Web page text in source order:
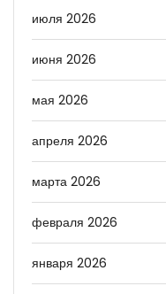
июля 2026
июня 2026
мая 2026
апреля 2026
марта 2026
февраля 2026
января 2026